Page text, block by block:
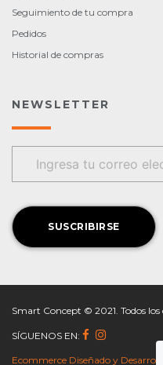
Seguimiento de tu compra
Pedidos
Historial de compras
NEWSLETTER
Smart Concept © 2021. Todos los
SÍGUENOS EN:
Ecommerce Diseñado y